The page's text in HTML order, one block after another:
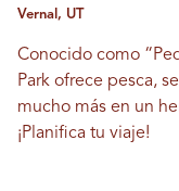
Vernal, UT
Conocido como
Park ofrece pesca,
mucho más en un
¡Planifica tu viaje!